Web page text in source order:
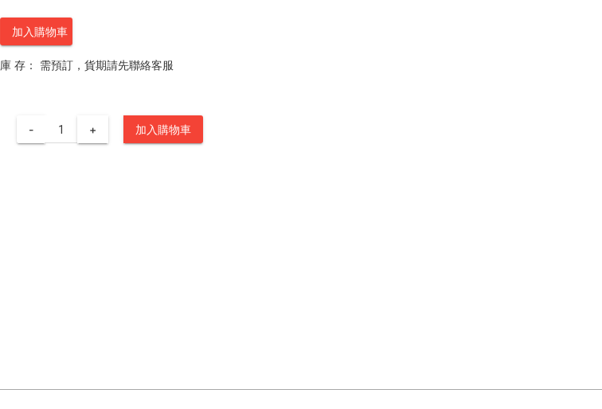
加入購物車
庫 存： 需預訂，貨期請先聯絡客服
- + 加入購物車